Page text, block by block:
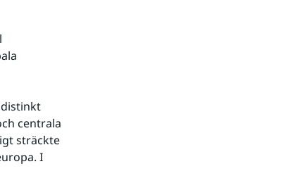
centrala
sträckte
I